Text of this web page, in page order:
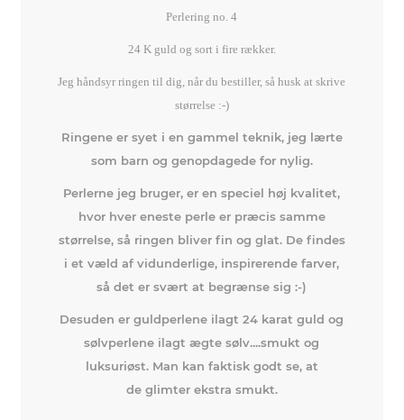
Perlering no. 4
24 K guld og sort i fire rækker.
Jeg håndsyr ringen til dig, når du bestiller, så husk at skrive
størrelse :-)
Ringene er syet i en gammel teknik, jeg lærte
som barn og genopdagede for nylig.
Perlerne jeg bruger, er en speciel høj kvalitet,
hvor hver eneste perle er præcis samme
størrelse, så ringen bliver fin og glat. De findes
i et væld af vidunderlige, inspirerende farver,
så det er svært at begrænse sig :-)
Desuden er guldperlene ilagt 24 karat guld og
sølvperlene ilagt ægte sølv....smukt og
luksuriøst. Man kan faktisk godt se, at
de glimter ekstra smukt.